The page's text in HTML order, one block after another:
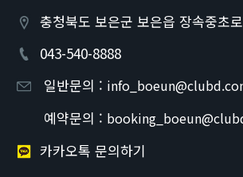
충청북도 보은군 보은읍 장속중초
043-540-8888
일반문의 :
예약문의 :
카카오톡 문의하기